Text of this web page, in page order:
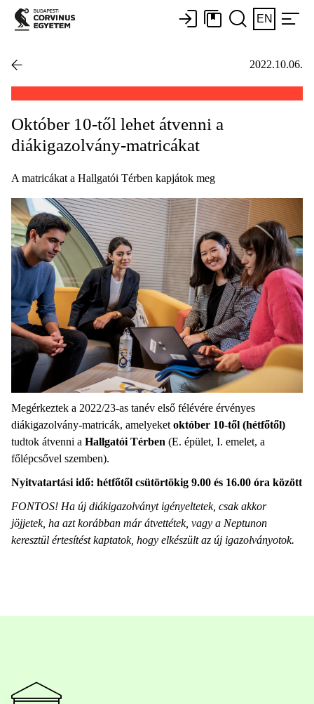
EN
2022.10.06.
Október 10-től lehet átvenni a
diákigazolvány-matricákat
A matricákat a Hallgatói Térben kapjátok meg
Megérkeztek a 2022/23-as tanév első félévére érvényes
diákigazolvány-matricák, amelyeket október 10-től (hétfőtől)
tudtok átvenni a Hallgatói Térben (E. épület, I. emelet, a
főlépcsővel szemben).
Nyitvatartási idő: hétfőtől csütörtökig 9.00 és 16.00 óra között
FONTOS! Ha új diákigazolványt igényeltetek, csak akkor
jöjjetek, ha azt korábban már átvettétek, vagy a Neptunon
keresztül értesítést kaptatok, hogy elkészült az új igazolványotok.